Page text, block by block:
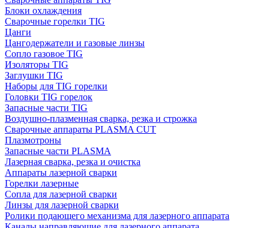
Блоки охлаждения
Сварочные горелки TIG
Цанги
Цангодержатели и газовые линзы
Сопло газовое TIG
Изоляторы TIG
Заглушки TIG
Наборы для TIG горелки
Головки TIG горелок
Запасные части TIG
Воздушно-плазменная сварка, резка и строжка
Сварочные аппараты PLASMA CUT
Плазмотроны
Запасные части PLASMA
Лазерная сварка, резка и очистка
Аппараты лазерной сварки
Горелки лазерные
Сопла для лазерной сварки
Линзы для лазерной сварки
Ролики подающего механизма для лазерного аппарата